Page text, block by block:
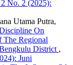
No. 2 (2025):
Utama Putra,
On
The Regional
District ,
Juni